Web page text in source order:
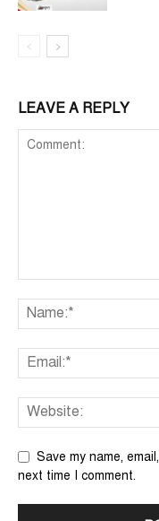
LEAVE A REPLY
Save my name,
next time I comment.